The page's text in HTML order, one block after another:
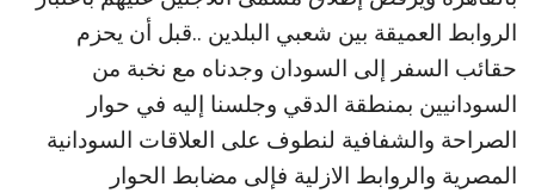
الروابط العميقة بين شعبي البلدين ..قبل أن يحزم
حقائب السفر إلى السودان وجدناه مع نخبة من
السودانيين بمنطقة الدقي وجلسنا إليه في حوار
الصراحة والشفافية لنطوف على العلاقات السودانية
المصرية والروابط الازلية فإلى مضابط الحوار